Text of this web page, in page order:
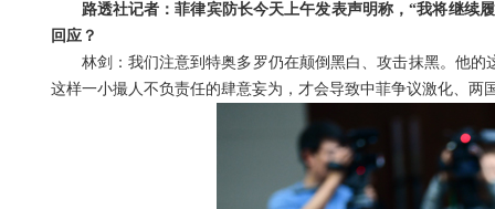
路透社记者：菲律宾防长今天上午发表声明称，“我将继续
回应？
林剑：我们注意到特奥多罗仍在颠倒黑白、攻击抹黑。他
这样一小撮人不负责任的肆意妄为，才会导致中菲争议激化、